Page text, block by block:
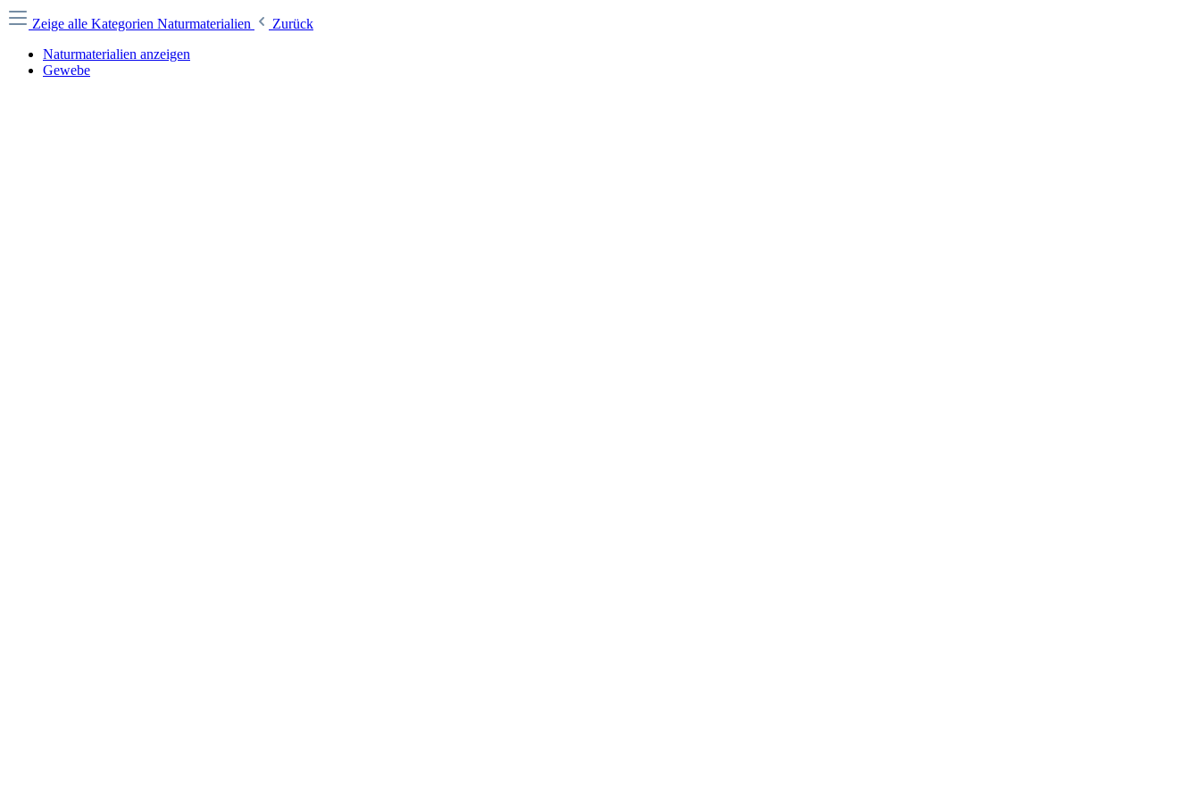
Zeige alle Kategorien Naturmaterialien
Zurück
Naturmaterialien anzeigen
Gewebe